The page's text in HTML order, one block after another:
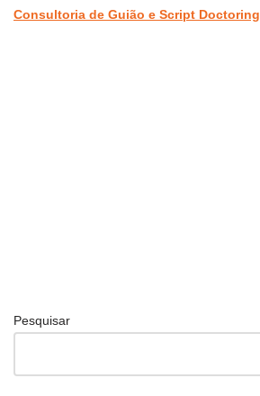
Consultoria de Guião e Script Doctoring
Pesquisar